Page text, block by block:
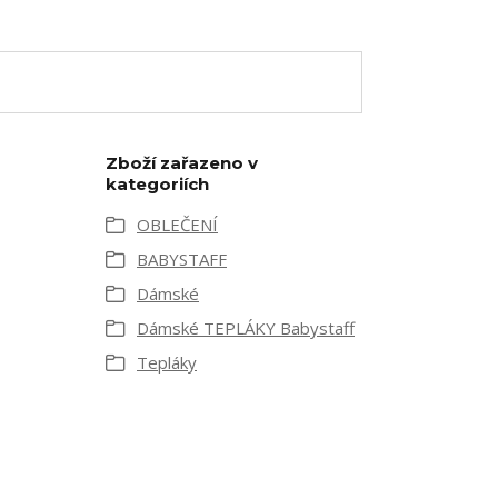
Zboží zařazeno v
kategoriích
OBLEČENÍ
BABYSTAFF
Dámské
Dámské TEPLÁKY Babystaff
Tepláky